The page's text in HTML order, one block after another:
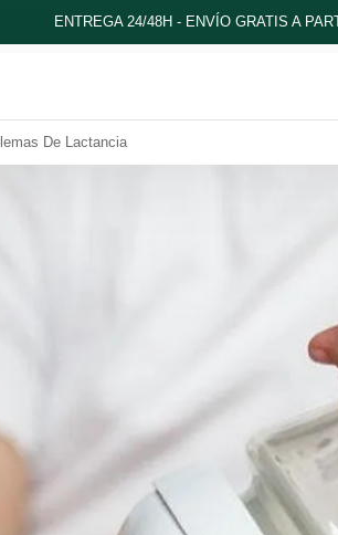
ENTREGA 24/48H - ENVÍO GRATIS A
De Lactancia